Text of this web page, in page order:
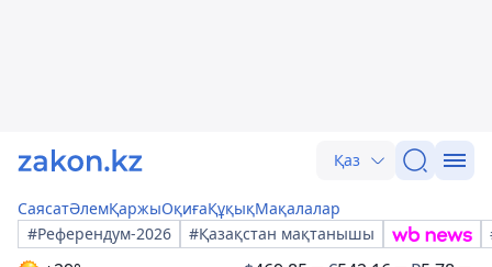
Қаз
СаясатӘлемҚаржыОқиғаҚұқықМақалалар
#Референдум-2026
#Қазақстан мақтанышы